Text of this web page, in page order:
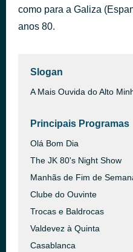
como para a Galiza
anos 80.
Slogan
A Mais Ouvida do Alto
Principais Programas
Olá Bom Dia
The JK 80's Night Show
Manhãs de Fim de
Clube do Ouvinte
Trocas e Baldrocas
Valdevez à Quinta
Casablanca